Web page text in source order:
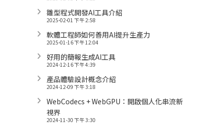
雛型程式開發AI工具介紹
2025-02-01 下午 2:58
軟體工程師如何善用AI提升生產力
2025-01-16 下午 12:04
好用的簡報生成AI工具
2024-12-16 下午 4:39
產品體驗設計概念介紹
2024-12-09 下午 3:18
WebCodecs + WebGPU：開啟個人化串流新
視界
2024-11-30 下午 3:30